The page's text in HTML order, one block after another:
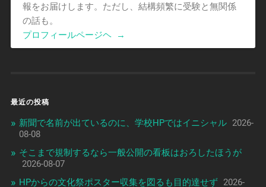
報をお届けします。ただし、結構頻繁に受験と無関係
の話も。
プロフィールページヘ
→
最近の投稿
新聞で名前が出ているのに、学校HPではイニシャル 2026-
08-08
そこまで規制するなら一般公開の看板はおろしたほうが
2026-08-07
HPからの文化祭ポスター収集を図るも目的達せず 2026-